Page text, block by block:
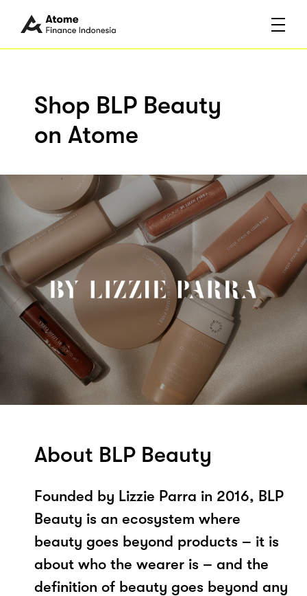
Shop BLP Beauty
on Atome
About BLP Beauty
Founded by Lizzie Parra in 2016, BLP
Beauty is an ecosystem where
beauty goes beyond products – it is
about who the wearer is – and the
definition of beauty goes beyond any